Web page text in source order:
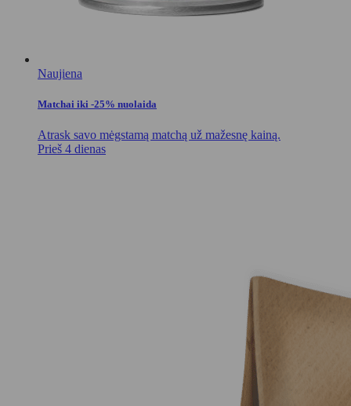
Naujiena
Matchai iki -25% nuolaida
Atrask savo mėgstamą matchą už mažesnę kainą.
Prieš 4 dienas